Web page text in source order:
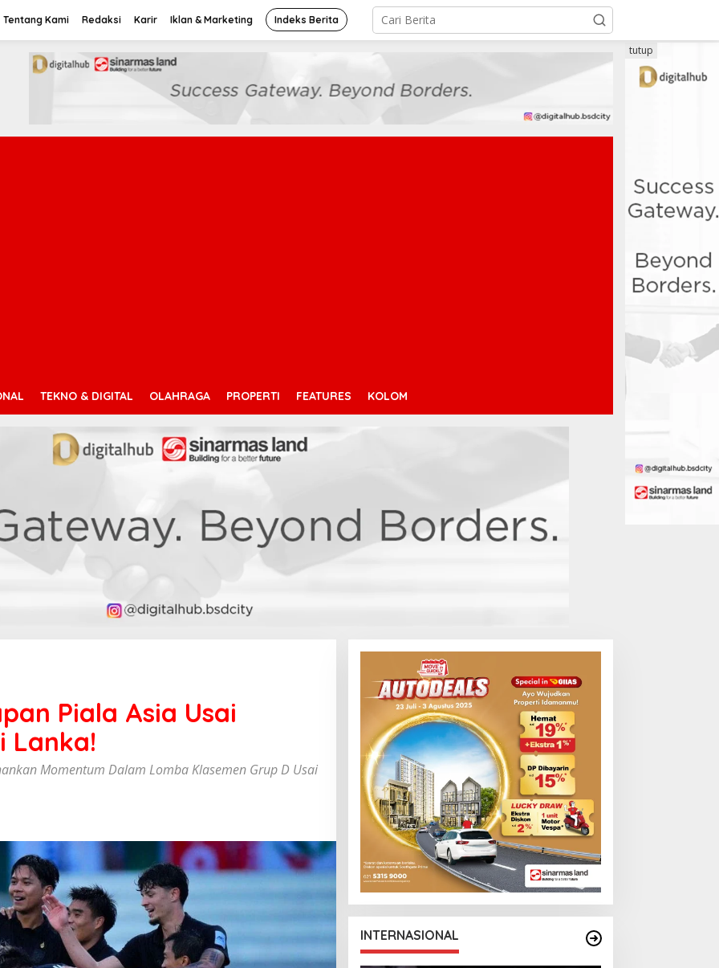
Tentang Kami Redaksi Karir Iklan & Marketing Indeks Berita
TEKNO & DIGITAL OLAHRAGA PROPERTI FEATURES KOLOM
tutup
Piala Asia Usai
Lanka!
Momentum Dalam Lomba Klasemen Grup D Usai
INTERNASIONAL